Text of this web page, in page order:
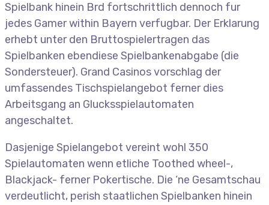
Spielbank hinein Brd fortschrittlich dennoch fur
jedes Gamer within Bayern verfugbar. Der Erklarung
erhebt unter den Bruttospielertragen das
Spielbanken ebendiese Spielbankenabgabe (die
Sondersteuer). Grand Casinos vorschlag der
umfassendes Tischspielangebot ferner dies
Arbeitsgang an Glucksspielautomaten
angeschaltet.
Dasjenige Spielangebot vereint wohl 350
Spielautomaten wenn etliche Toothed wheel-,
Blackjack- ferner Pokertische. Die ‘ne Gesamtschau
verdeutlicht, perish staatlichen Spielbanken hinein